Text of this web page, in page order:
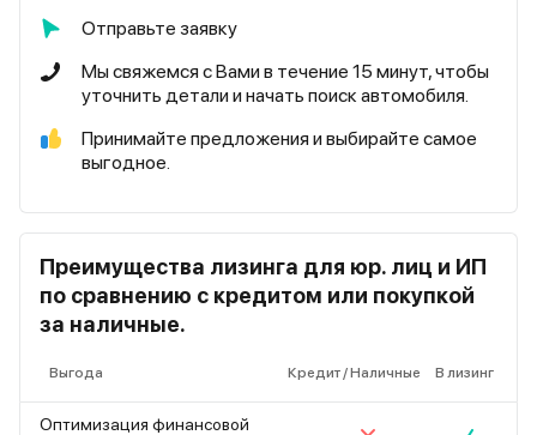
Отправьте заявку
Мы свяжемся с Вами в течение 15 минут, чтобы
уточнить детали и начать поиск автомобиля.
Принимайте предложения и выбирайте самое
выгодное.
Преимущества лизинга для юр. лиц и ИП
по сравнению с кредитом или покупкой
за наличные.
Выгода Кредит / Наличные В лизинг
Оптимизация финансовой